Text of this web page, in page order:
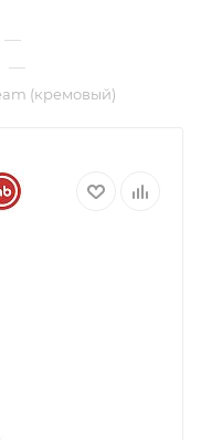
—
—
(кремовый)